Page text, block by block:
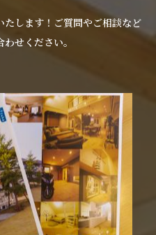
情報
します！ご質問やご相談など
せください。